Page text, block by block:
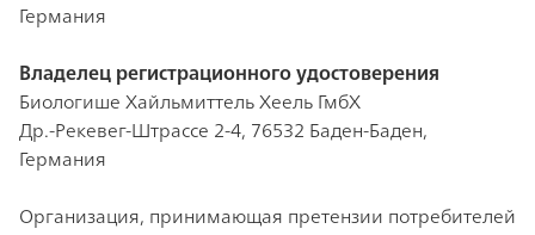
Германия
Владелец регистрационного удостоверения
Биологише Хайльмиттель Хеель ГмбХ
Др.-Рекевег-Штрассе 2-4, 76532 Баден-Баден,
Германия
Организация, принимающая претензии потребителей